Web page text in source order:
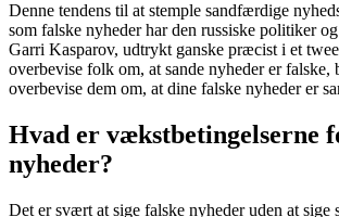
Denne tendens til at stemple sandfærdige
som falske nyheder har den russiske politiker
Garri Kasparov, udtrykt ganske præcist i et
overbevise folk om, at sande nyheder er falske,
overbevise dem om, at dine falske nyheder er
Hvad er vækstbetingelserne
nyheder?
Det er svært at sige falske nyheder uden at sige